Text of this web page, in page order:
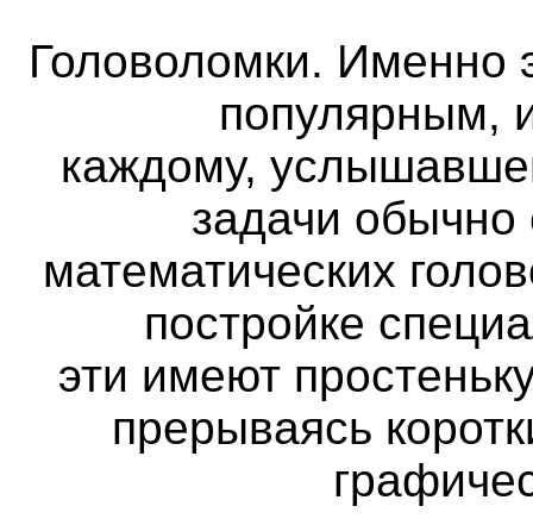
Головоломки. Именно
популярным,
каждому,
задачи
математических
постройке
эти имеют
прерываясь